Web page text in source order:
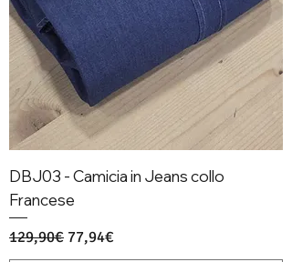
DBJ03 - Camicia in Jeans collo
Francese
Regular Price
129,90€ Sale Price
77,94€